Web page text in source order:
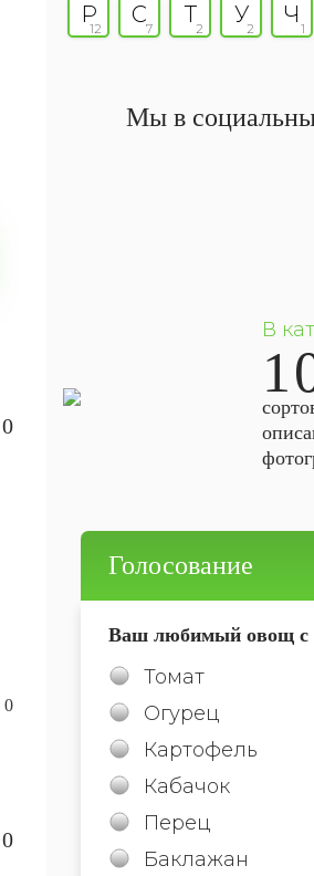
0
0
0
Р
12
С
7
Т
2
У
2
Ч
1
Мы в
В
Голосование
Ваш любимый овощ с
Томат
Огурец
Картофель
Кабачок
Перец
Баклажан